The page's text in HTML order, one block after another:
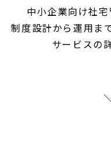
中小企業向け社
制度設計から運用ま
サービスの